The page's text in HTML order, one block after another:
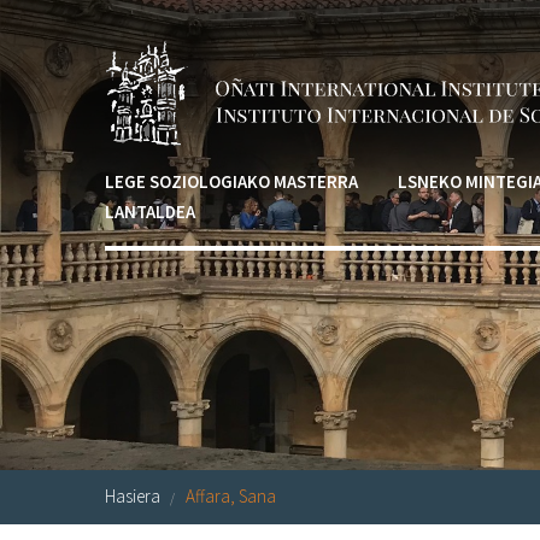
Skip to main content
LEGE SOZIOLOGIAKO MASTERRA LSNEKO
LANTALDEA
Hasiera Affara, Sana